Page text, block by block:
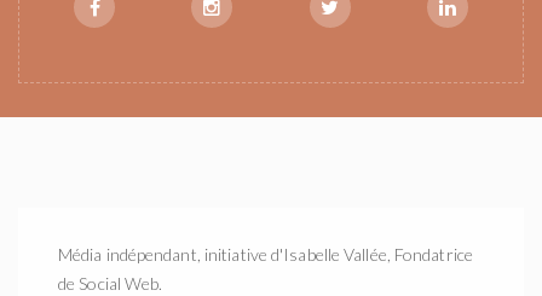
Média indépendant, initiative d'Isabelle Vallée, Fondatrice
de Social Web.